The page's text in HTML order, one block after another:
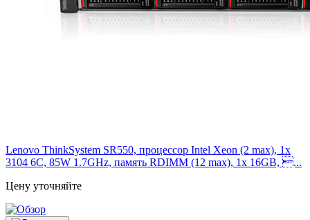
Lenovo ThinkSystem SR550, процессор Intel Xeon (2 max), 1x
3104 6C, 85W 1.7GHz, память RDIMM (12 max), 1x 16GB, ...
Цену уточняйте